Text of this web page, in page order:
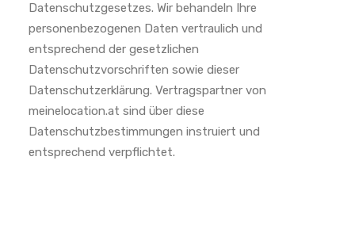
Datenschutzgesetzes. Wir behandeln Ihre
personenbezogenen Daten vertraulich und
entsprechend der gesetzlichen
Datenschutzvorschriften sowie dieser
Datenschutzerklärung. Vertragspartner von
meinelocation.at sind über diese
Datenschutzbestimmungen instruiert und
entsprechend verpflichtet.